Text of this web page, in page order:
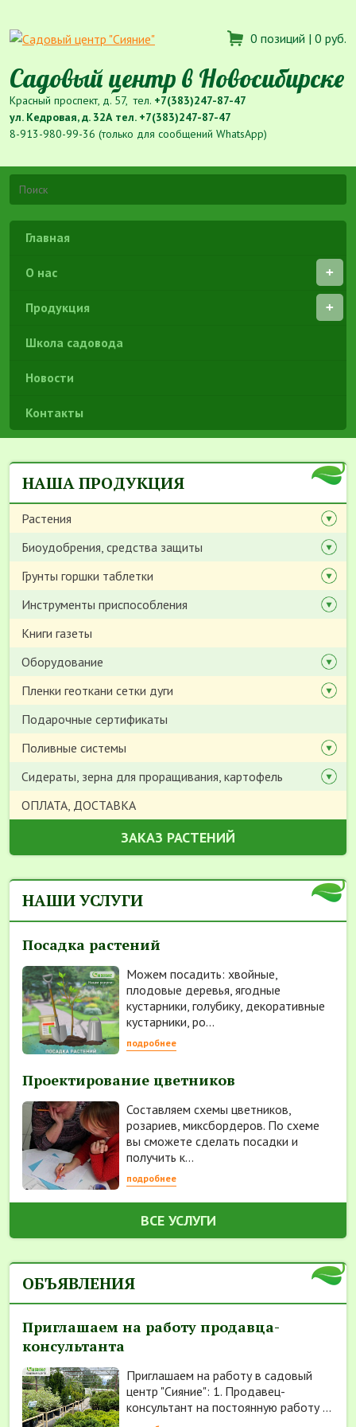
0 позиций | 0 руб.
Садовый центр в Новосибирске
Красный проспект, д. 57, тел. +7(383)247-87-47
ул. Кедровая, д. 32А тел. +7(383)247-87-47
8-913-980-99-36 (только для сообщений WhatsApp)
Главная
О нас
Продукция
Школа садовода
Новости
Контакты
НАША ПРОДУКЦИЯ
Растения
Биоудобрения, средства защиты
Грунты горшки таблетки
Инструменты приспособления
Книги газеты
Оборудование
Пленки геоткани сетки дуги
Подарочные сертификаты
Поливные системы
Сидераты, зерна для проращивания, картофель
ОПЛАТА, ДОСТАВКА
ЗАКАЗ РАСТЕНИЙ
НАШИ УСЛУГИ
Посадка растений
Можем посадить: хвойные,
плодовые деревья, ягодные
кустарники, голубику, декоративные
кустарники, ро...
подробнее
Проектирование цветников
Составляем схемы цветников,
розариев, миксбордеров. По схеме
вы сможете сделать посадки и
получить к...
подробнее
ВСЕ УСЛУГИ
ОБЪЯВЛЕНИЯ
Приглашаем на работу продавца-
консультанта
Приглашаем на работу в садовый
центр "Сияние": 1. Продавец-
консультант на постоянную работу ...